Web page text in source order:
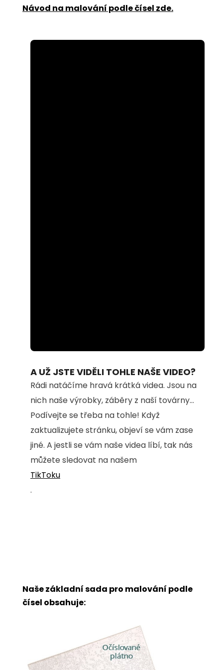
Návod na malování podle čísel zde.
63.58%
A UŽ JSTE VIDĚLI TOHLE NAŠE VIDEO?
Rádi natáčíme hravá krátká videa. Jsou na
nich naše výrobky, záběry z naší továrny...
Podívejte se třeba na tohle! Když
zaktualizujete stránku, objeví se vám zase
jiné. A jestli se vám naše videa líbí, tak nás
můžete sledovat na našem
TikToku
.
Naše základní sada pro malování podle
čísel obsahuje: